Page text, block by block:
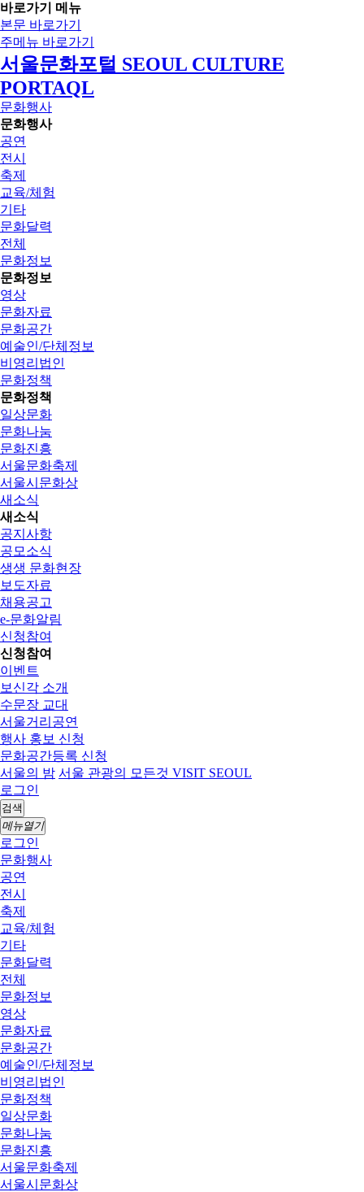
바로가기 메뉴
본문 바로가기
주메뉴 바로가기
서울문화포털 SEOUL CULTURE
PORTAQL
문화행사
문화행사
공연
전시
축제
교육/체험
기타
문화달력
전체
문화정보
문화정보
영상
문화자료
문화공간
예술인/단체정보
비영리법인
문화정책
문화정책
일상문화
문화나눔
문화진흥
서울문화축제
서울시문화상
새소식
새소식
공지사항
공모소식
생생 문화현장
보도자료
채용공고
e-문화알림
신청참여
신청참여
이벤트
보신각 소개
수문장 교대
서울거리공연
행사 홍보 신청
문화공간등록 신청
서울의 밤 서울 관광의 모든것 VISIT SEOUL
로그인
검색
메뉴열기
로그인
문화행사
공연
전시
축제
교육/체험
기타
문화달력
전체
문화정보
영상
문화자료
문화공간
예술인/단체정보
비영리법인
문화정책
일상문화
문화나눔
문화진흥
서울문화축제
서울시문화상